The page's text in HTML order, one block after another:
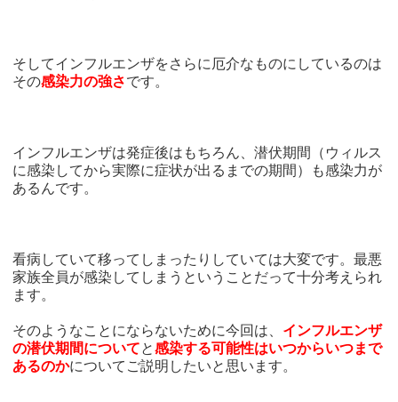
そしてインフルエンザをさらに厄介なものにしているのは
その感染力の強さです。
インフルエンザは発症後はもちろん、潜伏期間（ウィルス
に感染してから実際に症状が出るまでの期間）も感染力が
あるんです。
看病していて移ってしまったりしていては大変です。最悪
家族全員が感染してしまうということだって十分考えられ
ます。
そのようなことにならないために今回は、 インフルエンザ
の潜伏期間についてと感染する可能性はいつからいつまで
あるのかについてご説明したいと思います。